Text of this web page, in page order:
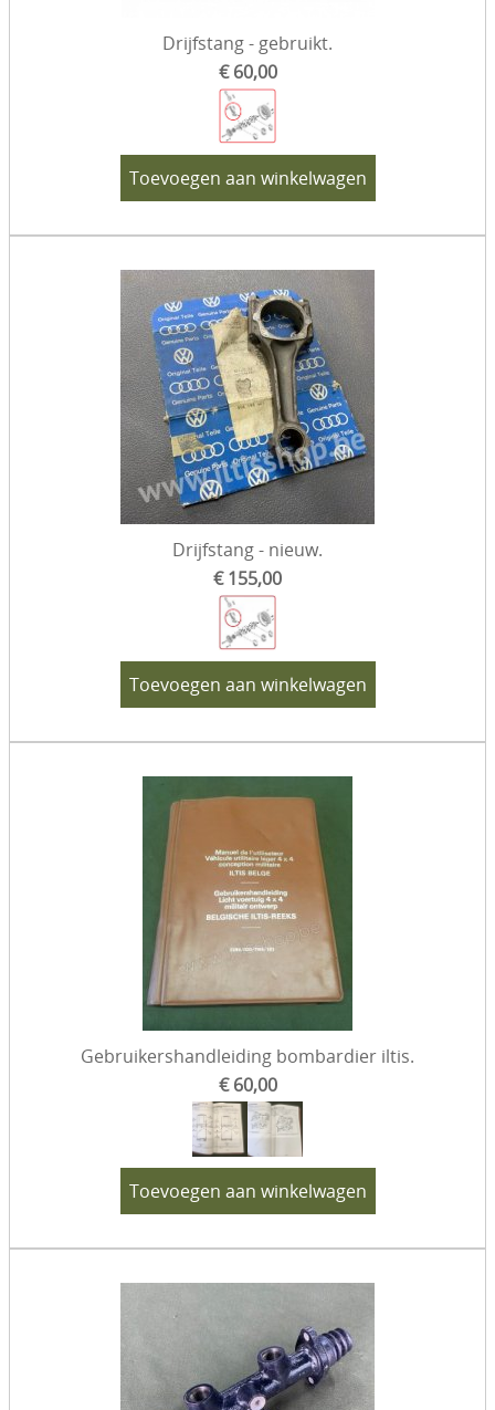
Drijfstang - gebruikt.
€ 60,00
Toevoegen aan winkelwagen
Drijfstang - nieuw.
€ 155,00
Toevoegen aan winkelwagen
Gebruikershandleiding bombardier iltis.
€ 60,00
Toevoegen aan winkelwagen